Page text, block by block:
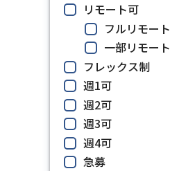
リモート可
フルリモート
一部リモート
フレックス制
週1可
週2可
週3可
週4可
急募